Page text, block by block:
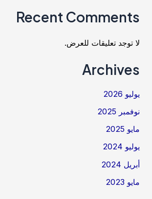
Recent Comments
لا توجد تعليقات للعرض.
Archives
يوليو 2026
نوفمبر 2025
مايو 2025
يوليو 2024
أبريل 2024
مايو 2023